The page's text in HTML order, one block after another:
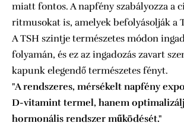
miatt fontos. A napfény szabályozza a
ritmusokat is, amelyek befolyásolják a
A TSH szintje természetes módon
folyamán, és ez az ingadozás zavart
kapunk elegendő természetes fényt.
"A rendszeres, mérsékelt napfény
D-vitamint termel, hanem
hormonális rendszer működését."